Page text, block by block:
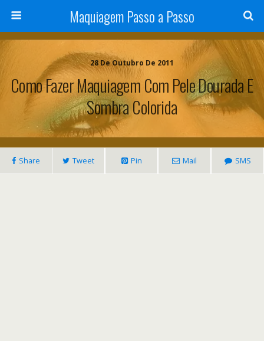
Maquiagem Passo a Passo
28 De Outubro De 2011
Como Fazer Maquiagem Com Pele Dourada E
Sombra Colorida
Share Tweet Pin Mail SMS